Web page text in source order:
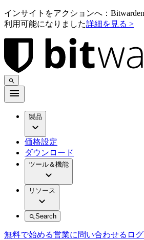
インサイトをアクションへ：Bitwarden
利用可能になりました詳細を見る >
製品
価格設定
ダウンロード
ツール＆機能
リソース
Search
無料で始める営業に問い合わせる ロ